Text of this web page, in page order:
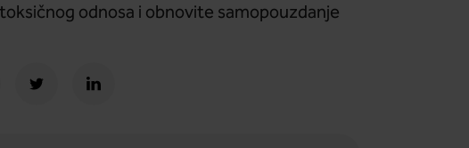
odnosa i obnovite samopouzdanje